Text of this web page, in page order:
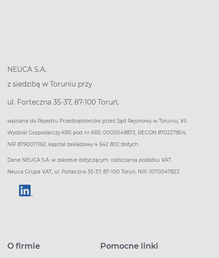
NEUCA S.A.
z siedzibą w Toruniu przy
ul. Forteczna 35-37, 87-100 Toruń,
wpisana do Rejestru Przedsiębiorców przez Sąd Rejonowy w Toruniu, VII
Wydział Gospodarczy KRS pod nr KRS: 0000049872, REGON 870227804,
NIP 8790017162, kapitał zakładowy 4 642 802 złotych.
Dane NEUCA S.A. w zakresie dotyczącym: rozliczania podatku VAT:
Neuca Grupa VAT, ul. Forteczna 35-37, 87-100 Toruń, NIP: 1070047823
O firmie Pomocne linki